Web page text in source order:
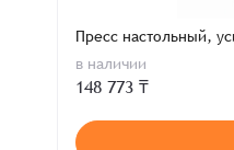
Пресс настольный,
в наличии
148 773 ₸